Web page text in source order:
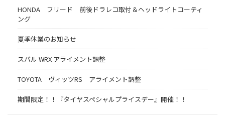
HONDA フリード 前後ドラレコ取付＆ヘッドライトコーティ
ング
夏季休業のお知らせ
スバル WRX アライメント調整
TOYOTA ヴィッツRS アライメント調整
期間限定！！『タイヤスペシャルプライスデー』開催！！